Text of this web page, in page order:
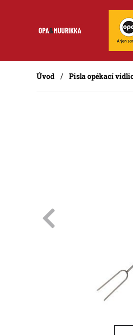
Úvod Pisla opékací